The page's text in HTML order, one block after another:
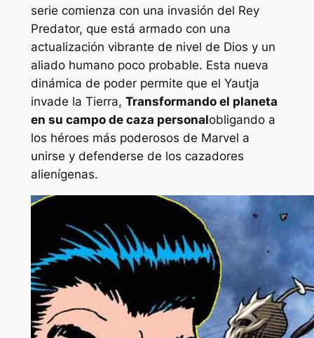
serie comienza con una invasión del Rey
Predator, que está armado con una
actualización vibrante de nivel de Dios y un
aliado humano poco probable. Esta nueva
dinámica de poder permite que el Yautja
invade la Tierra, Transformando el planeta
en su campo de caza personalobligando a
los héroes más poderosos de Marvel a
unirse y defenderse de los cazadores
alienígenas.